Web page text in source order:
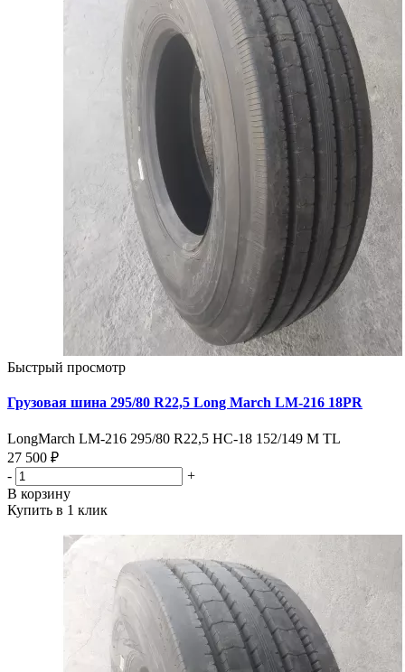
Быстрый просмотр
Грузовая шина 295/80 R22,5 Long March LM-216 18PR
LongMarch LM-216 295/80 R22,5 НС-18 152/149 M TL
27 500 ₽
-
+
В корзину
Купить в 1 клик